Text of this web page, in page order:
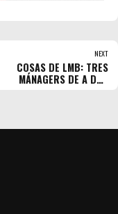
NEXT
COSAS DE LMB: TRES
MÁNAGERS DE A DOS